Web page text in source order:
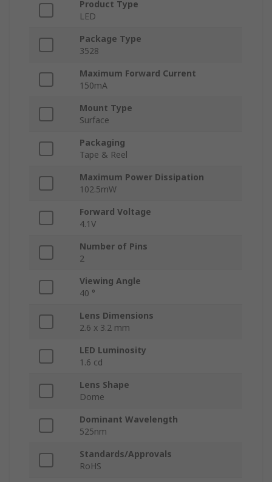
Product Type
LED
Package Type
3528
Maximum Forward Current
150mA
Mount Type
Surface
Packaging
Tape & Reel
Maximum Power Dissipation
102.5mW
Forward Voltage
4.1V
Number of Pins
2
Viewing Angle
40 °
Lens Dimensions
2.6 x 3.2 mm
LED Luminosity
1.6 cd
Lens Shape
Dome
Dominant Wavelength
525nm
Standards/Approvals
RoHS